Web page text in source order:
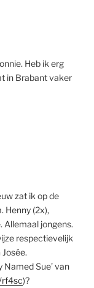
Heb ik erg
in Brabant vaker
zat ik op de
Henny (2x),
Allemaal jongens.
respectievelijk
Named Sue’ van
rf4sc)?